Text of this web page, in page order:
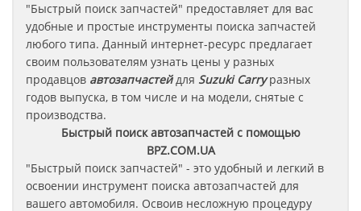
"Быстрый поиск запчастей" предоставляет для вас
удобные и простые инструменты поиска запчастей
любого типа. Данный интернет-ресурс предлагает
своим пользователям узнать цены у разных
продавцов автозапчастейдля Suzuki Carryразных
годов выпуска, в том числе и на модели, снятые с
производства.
Быстрый поиск автозапчастей с помощью
BPZ.COM.UA
"Быстрый поиск запчастей" - это удобный и легкий в
освоении инструмент поиска автозапчастей для
вашего автомобиля. Освоив несложную процедуру